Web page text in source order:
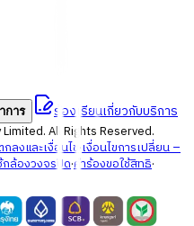
การ ร้องเรียนเกี่ยวกับบริการ
All Rights Reserved.
ลงและเงื่อนไข·เงื่อนไขการเปลี่ยน –
กล้องวงจรปิด·คำร้องขอใช้สิทธิ·